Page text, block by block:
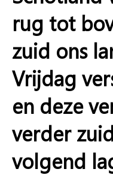
rug tot
zuid ons
Vrijdag
en deze
verder
volgend